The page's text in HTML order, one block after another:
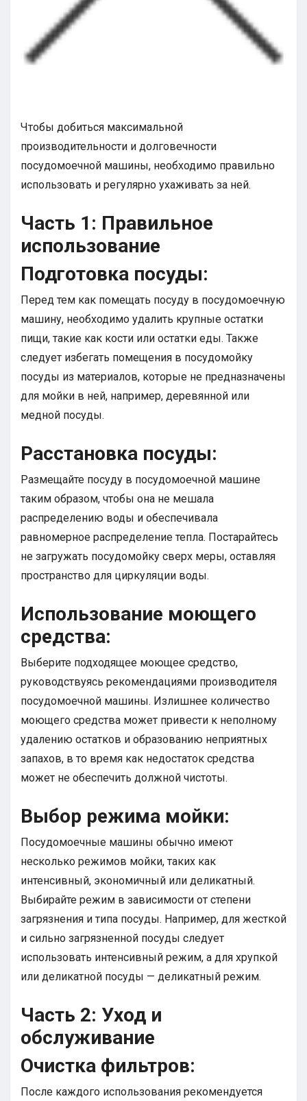
Чтобы добиться максимальной
производительности и долговечности
посудомоечной машины, необходимо правильно
использовать и регулярно ухаживать за ней.
Часть 1: Правильное
использование
Подготовка посуды:
Перед тем как помещать посуду в посудомоечную
машину, необходимо удалить крупные остатки
пищи, такие как кости или остатки еды. Также
следует избегать помещения в посудомойку
посуды из материалов, которые не предназначены
для мойки в ней, например, деревянной или
медной посуды.
Расстановка посуды:
Размещайте посуду в посудомоечной машине
таким образом, чтобы она не мешала
распределению воды и обеспечивала
равномерное распределение тепла. Постарайтесь
не загружать посудомойку сверх меры, оставляя
пространство для циркуляции воды.
Использование моющего
средства:
Выберите подходящее моющее средство,
руководствуясь рекомендациями производителя
посудомоечной машины. Излишнее количество
моющего средства может привести к неполному
удалению остатков и образованию неприятных
запахов, в то время как недостаток средства
может не обеспечить должной чистоты.
Выбор режима мойки:
Посудомоечные машины обычно имеют
несколько режимов мойки, таких как
интенсивный, экономичный или деликатный.
Выбирайте режим в зависимости от степени
загрязнения и типа посуды. Например, для жесткой
и сильно загрязненной посуды следует
использовать интенсивный режим, а для хрупкой
или деликатной посуды — деликатный режим.
Часть 2: Уход и
обслуживание
Очистка фильтров:
После каждого использования рекомендуется